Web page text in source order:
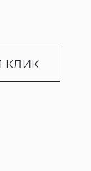
КЛИК